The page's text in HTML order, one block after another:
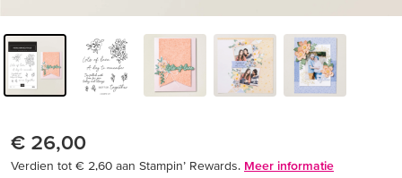
€ 26,00
Verdien tot € 2,60 aan Stampin’ Rewards. Meer informatie